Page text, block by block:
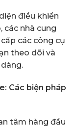
điều khiển
các nhà cung
các công cụ
theo dõi và
Các biện pháp
tâm hàng đầu